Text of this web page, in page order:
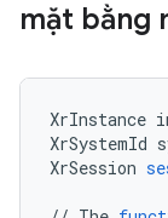
mặt bằng
XrInstance
XrSystemId
XrSession